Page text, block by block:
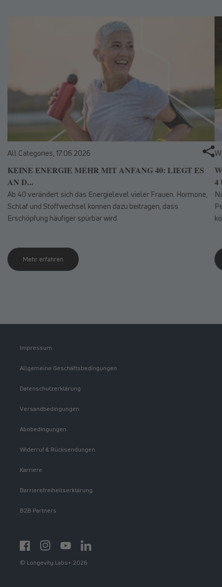
All Categories, 17.06.2026
KEINE ENERGIE MEHR MIT ANFANG 40: LIEGT ES
AN D...
Ab 40 verändert sich das Energielevel vieler Frauen. Hormone,
Schlaf und Stoffwechsel können dazu beitragen, dass
Erschöpfung häufiger spürbar wird.
Mehr erfahren
4
Impressum
Allgemeine Geschäftsbedingungen
Datenschutzerklärung
Versandbedingungen
Abobedingungen
Widerruf & Rücksendungen
Karriere
Barrierefreiheitserklärung
B2B Partners
FacebookInstagramYouTubehttps://www.linkedin.com/showcase/
© Longevity Labs+ 2026